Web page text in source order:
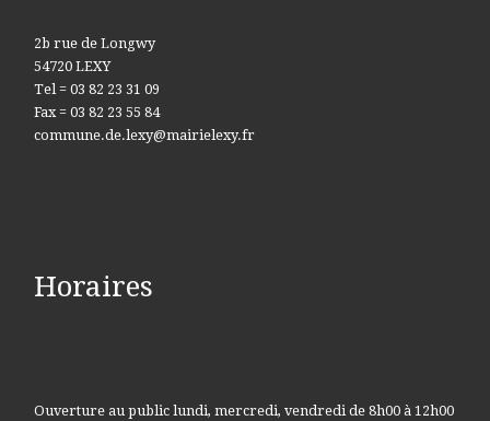
2b rue de Longwy
54720 LEXY
Tel = 03 82 23 31 09
Fax = 03 82 23 55 84
commune.de.lexy@mairielexy.fr
Horaires
Ouverture au public lundi, mercredi, vendredi de 8h00 à 12h00